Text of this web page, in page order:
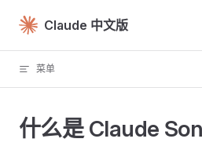
Skip to content
Claude 中文版
菜单
什么是 Claude